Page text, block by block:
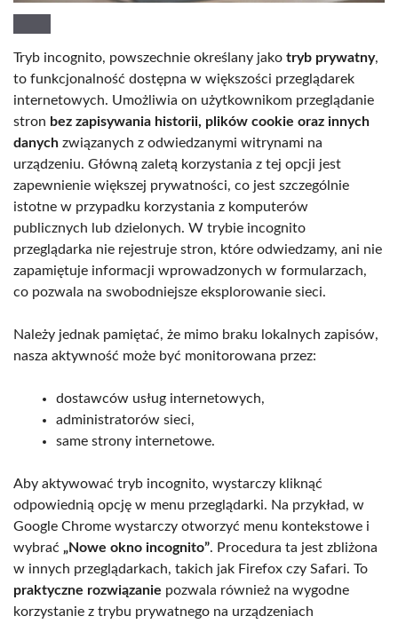
Tryb incognito, powszechnie określany jako tryb prywatny,
to funkcjonalność dostępna w większości przeglądarek
internetowych. Umożliwia on użytkownikom przeglądanie
stron bez zapisywania historii, plików cookie oraz innych
danych związanych z odwiedzanymi witrynami na
urządzeniu. Główną zaletą korzystania z tej opcji jest
zapewnienie większej prywatności, co jest szczególnie
istotne w przypadku korzystania z komputerów
publicznych lub dzielonych. W trybie incognito
przeglądarka nie rejestruje stron, które odwiedzamy, ani nie
zapamiętuje informacji wprowadzonych w formularzach,
co pozwala na swobodniejsze eksplorowanie sieci.
Należy jednak pamiętać, że mimo braku lokalnych zapisów,
nasza aktywność może być monitorowana przez:
dostawców usług internetowych,
administratorów sieci,
same strony internetowe.
Aby aktywować tryb incognito, wystarczy kliknąć
odpowiednią opcję w menu przeglądarki. Na przykład, w
Google Chrome wystarczy otworzyć menu kontekstowe i
wybrać „Nowe okno incognito”. Procedura ta jest zbliżona
w innych przeglądarkach, takich jak Firefox czy Safari. To
praktyczne rozwiązanie pozwala również na wygodne
korzystanie z trybu prywatnego na urządzeniach